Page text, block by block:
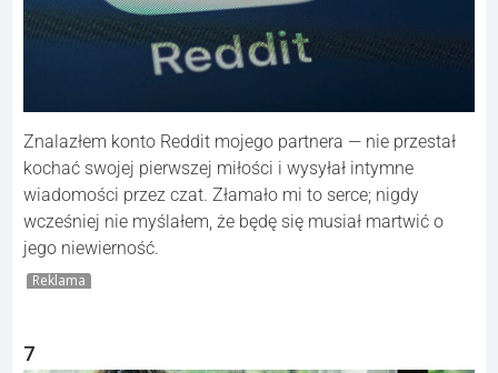
Znalazłem konto Reddit mojego partnera — nie przestał
kochać swojej pierwszej miłości i wysyłał intymne
wiadomości przez czat. Złamało mi to serce; nigdy
wcześniej nie myślałem, że będę się musiał martwić o
jego niewierność.
Reklama
7